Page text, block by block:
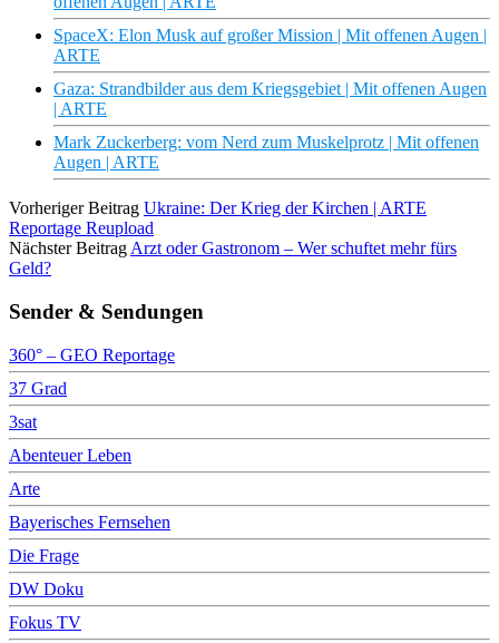
SpaceX: Elon Musk auf großer Mission | Mit offenen Augen |
ARTE
Gaza: Strandbilder aus dem Kriegsgebiet | Mit offenen Augen
| ARTE
Mark Zuckerberg: vom Nerd zum Muskelprotz | Mit offenen
Augen | ARTE
Vorheriger Beitrag Ukraine: Der Krieg der Kirchen | ARTE
Reportage Reupload
Nächster Beitrag Arzt oder Gastronom – Wer schuftet mehr fürs
Geld?
Sender & Sendungen
360° – GEO Reportage
37 Grad
3sat
Abenteuer Leben
Arte
Bayerisches Fernsehen
Die Frage
DW Doku
Fokus TV